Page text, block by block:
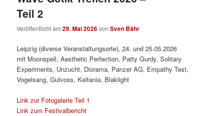
Teil 2
Veröffentlicht am29. Mai 2026vonSven Bähr
Leipzig (diverse Veranstaltungsorte), 24. und 25.05.2026
mit Moonspell, Aesthetic Perfection, Patty Gurdy, Solitary
Experiments, Unzucht, Diorama, Panzer AG, Empathy Test,
Vogelsang, Gulvoss, Keltania, Blaklight
Link zur Fotogalerie Teil 1
Link zum Festivalbericht